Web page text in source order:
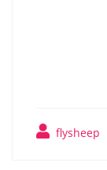
flysheep